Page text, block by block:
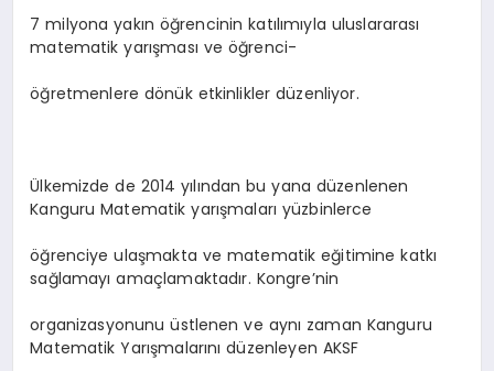
7 milyona yakın öğrencinin katılımıyla uluslararası
matematik yarışması ve öğrenci-
öğretmenlere dönük etkinlikler düzenliyor.
Ülkemizde de 2014 yılından bu yana düzenlenen
Kanguru Matematik yarışmaları yüzbinlerce
öğrenciye ulaşmakta ve matematik eğitimine katkı
sağlamayı amaçlamaktadır. Kongre’nin
organizasyonunu üstlenen ve aynı zaman Kanguru
Matematik Yarışmalarını düzenleyen AKSF